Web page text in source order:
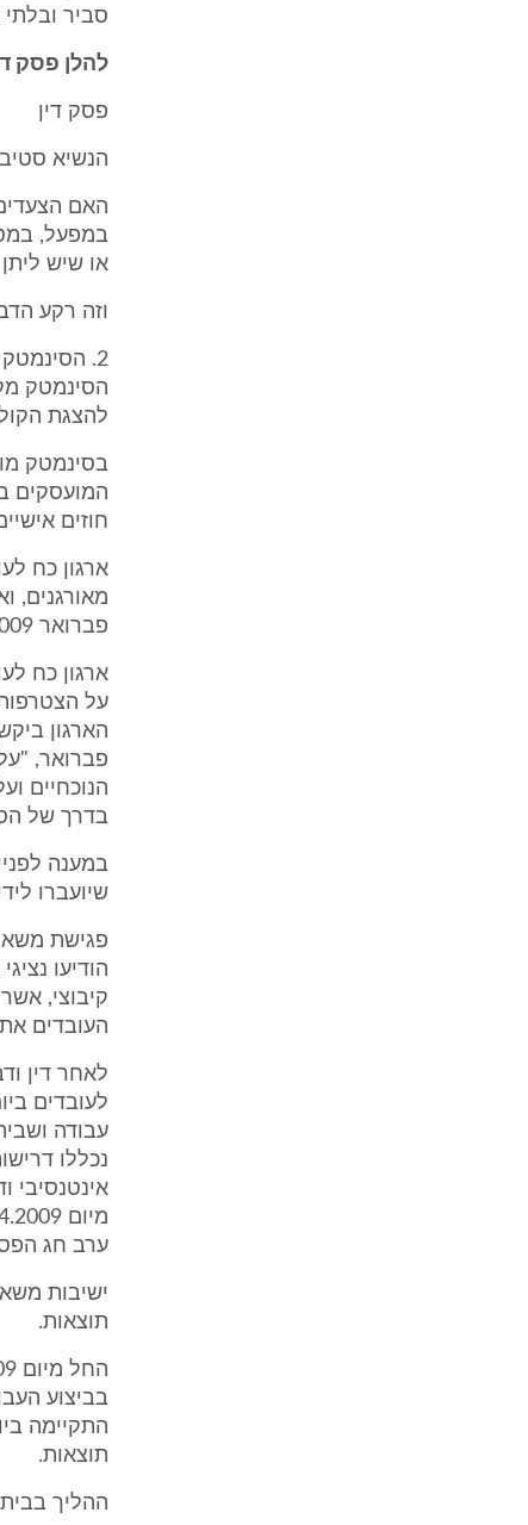
סביר
להלן פסק
פסק דין
הנשיא
האם
במפעל,
או שיש
וזה רקע
להצגת
המועסקים
חוזים
ארגון כח
מאורגנים,
פברואר 2009.
על
הארגון
פברואר,
הנוכחיים
בדרך של
במענה
שיועברו
הודיעו
קיבוצי,
העובדים
לאחר דין
עבודה
נכללו
אינטנסיבי
ערב חג
תוצאות.
בביצוע
תוצאות.
ההליך בבית